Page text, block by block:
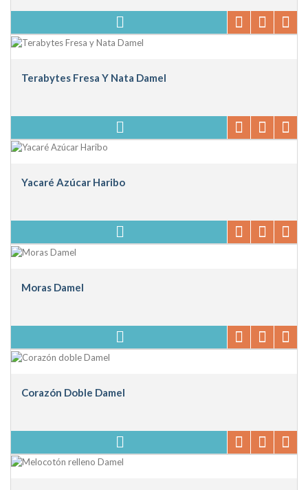
Terabytes Fresa Y Nata Damel
Yacaré Azúcar Haribo
Moras Damel
Corazón Doble Damel